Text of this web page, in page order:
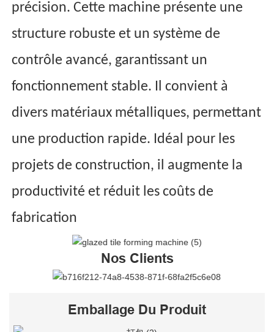
précision. Cette machine présente une
structure robuste et un système de
contrôle avancé, garantissant un
fonctionnement stable. Il convient à
divers matériaux métalliques, permettant
une production rapide. Idéal pour les
projets de construction, il augmente la
productivité et réduit les coûts de
fabrication
Nos Clients
Emballage Du Produit